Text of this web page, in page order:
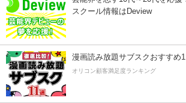
スクール情報はDeview
漫画読み放題サブスクおすすめ
オリコン顧客満足度ランキング